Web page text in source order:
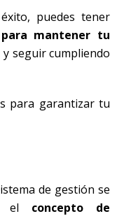
puedes tener
mantener tu
y seguir cumpliendo
para garantizar tu
de gestión se
el concepto de